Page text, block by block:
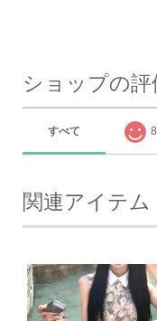
ショップの評
すべて
関連アイテム